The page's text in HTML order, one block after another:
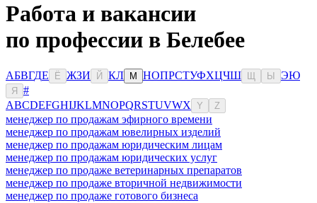
Работа и вакансии
по профессии в Белебее
АБВГДЕ Ё ЖЗИ Й КЛ М НОПРСТУФХЦЧШ Ы ЭЮ
Я
#
ABCDEFGHIJKLMNOPQRSTUVWX Y Z
менеджер по продажам эфирного времени
менеджер по продажам ювелирных изделий
менеджер по продажам юридическим лицам
менеджер по продажам юридических услуг
менеджер по продаже ветеринарных препаратов
менеджер по продаже вторичной недвижимости
менеджер по продаже готового бизнеса